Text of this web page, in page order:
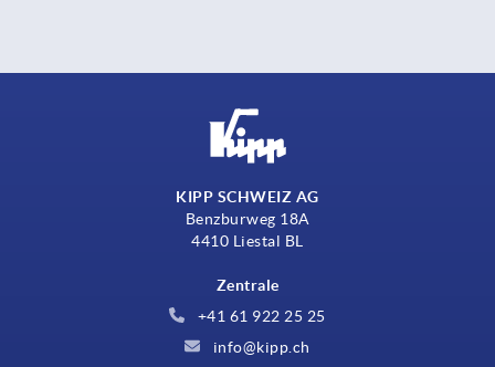
KIPP SCHWEIZ AG
Benzburweg 18A
4410 Liestal BL
Zentrale
+41 61 922 25 25
info@kipp.ch